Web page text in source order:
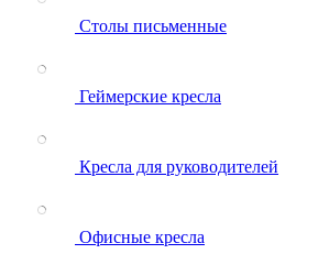
Столы письменные
Геймерские кресла
Кресла для руководителей
Офисные кресла